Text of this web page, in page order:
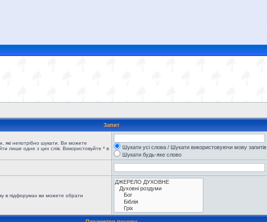
Запит
які непотрібно шукати. Ви можете
лише одне з цих слів. Використовуйте * в
Шукати усі слова / Шукати використовуючи мову запитів
Шукати будь-яке слово
в підфорумах ви можете обрати